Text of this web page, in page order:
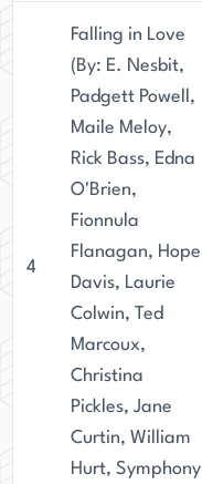
4
Falling in Love
(By: E. Nesbit,
Padgett Powell,
Maile Meloy,
Rick Bass, Edna
O'Brien,
Fionnula
Flanagan, Hope
Davis, Laurie
Colwin, Ted
Marcoux,
Christina
Pickles, Jane
Curtin, William
Hurt, Symphony